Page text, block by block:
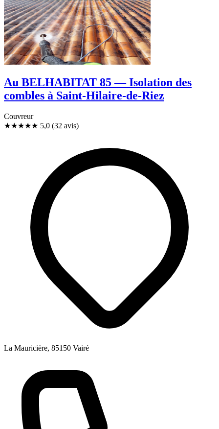
Au BELHABITAT 85 — Isolation des
combles à Saint-Hilaire-de-Riez
Couvreur
★★★★★ 5,0 (32 avis)
La Mauricière, 85150 Vairé